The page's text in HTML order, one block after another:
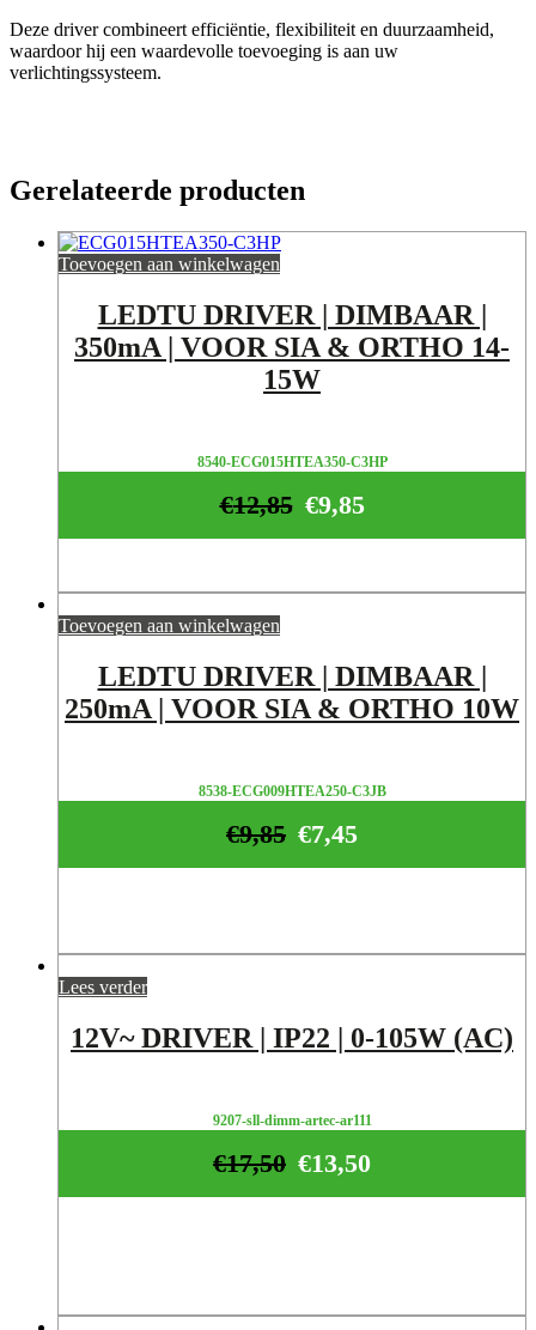
Deze driver combineert efficiëntie, flexibiliteit en duurzaamheid,
waardoor hij een waardevolle toevoeging is aan uw
verlichtingssysteem.
Gerelateerde producten
Toevoegen aan winkelwagen
LEDTU DRIVER | DIMBAAR |
350mA | VOOR SIA & ORTHO 14-
15W
8540-ECG015HTEA350-C3HP
€9,85
€12,85
Toevoegen aan winkelwagen
LEDTU DRIVER | DIMBAAR |
250mA | VOOR SIA & ORTHO 10W
8538-ECG009HTEA250-C3JB
€7,45
€9,85
Lees verder
12V~ DRIVER | IP22 | 0-105W (AC)
9207-sll-dimm-artec-ar111
€13,50
€17,50